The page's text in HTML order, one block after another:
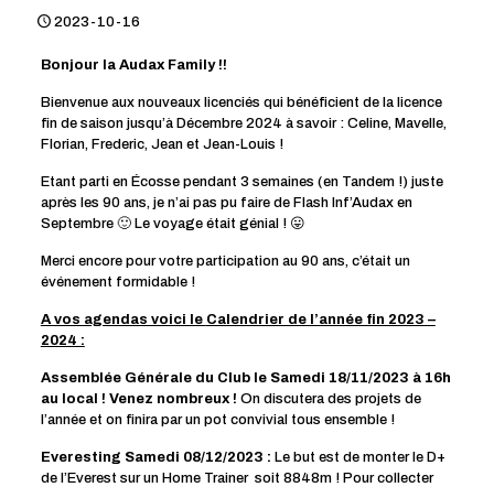
2023-10-16
Bonjour la Audax Family !!
Bienvenue aux nouveaux licenciés qui bénéficient de la licence
fin de saison jusqu’à Décembre 2024 à savoir : Celine, Mavelle,
Florian, Frederic, Jean et Jean-Louis !
Etant parti en Écosse pendant 3 semaines (en Tandem !) juste
après les 90 ans, je n’ai pas pu faire de Flash Inf’Audax en
Septembre 🙂 Le voyage était génial ! 😛
Merci encore pour votre participation au 90 ans, c’était un
événement formidable !
A vos agendas voici le Calendrier de l’année fin 2023 –
2024 :
Assemblée Générale du Club le Samedi 18/11/2023 à 16h
au local ! Venez nombreux ! On discutera des projets de
l’année et on finira par un pot convivial tous ensemble !
Everesting Samedi 08/12/2023 : Le but est de monter le D+
de l’Everest sur un Home Trainer soit 8848m ! Pour collecter